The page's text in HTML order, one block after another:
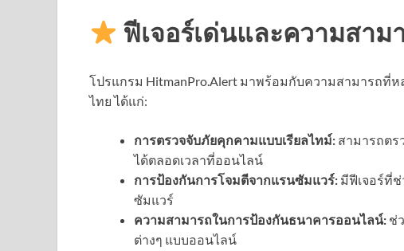
ฟีเจอร์เด่นและความสาม
โปรแกรม HitmanPro.Alert มาพร้อมกับความสามารถที่
ไทย ได้แก่:
การตรวจจับภัยคุกคามแบบเรียลไทม์: สามารถต
ได้ตลอดเวลาที่ออนไลน์
การป้องกันการโจมตีจากแรนซัมแวร์: มีฟีเจอร์ที่
ซัมแวร์
ความสามารถในการป้องกันธนาคารออนไลน์: ช่
ต่างๆ แบบออนไลน์